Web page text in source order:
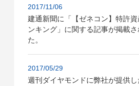
2017/11/06
建通新聞に「【ゼネコン】特許資
ンキング」に関する記事が掲載さ
た。
2017/05/29
週刊ダイヤモンドに弊社が提供